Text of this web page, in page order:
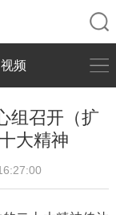
视频
组召开（扩
大精神